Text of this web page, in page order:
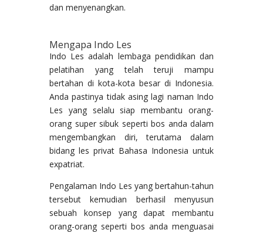
dan menyenangkan.
Mengapa Indo Les
Indo Les adalah lembaga pendidikan dan
pelatihan yang telah teruji mampu
bertahan di kota-kota besar di Indonesia.
Anda pastinya tidak asing lagi naman Indo
Les yang selalu siap membantu orang-
orang super sibuk seperti bos anda dalam
mengembangkan diri, terutama dalam
bidang les privat Bahasa Indonesia untuk
expatriat.
Pengalaman Indo Les yang bertahun-tahun
tersebut kemudian berhasil menyusun
sebuah konsep yang dapat membantu
orang-orang seperti bos anda menguasai